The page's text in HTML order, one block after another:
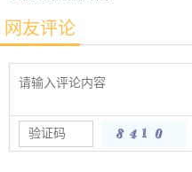
网友评论